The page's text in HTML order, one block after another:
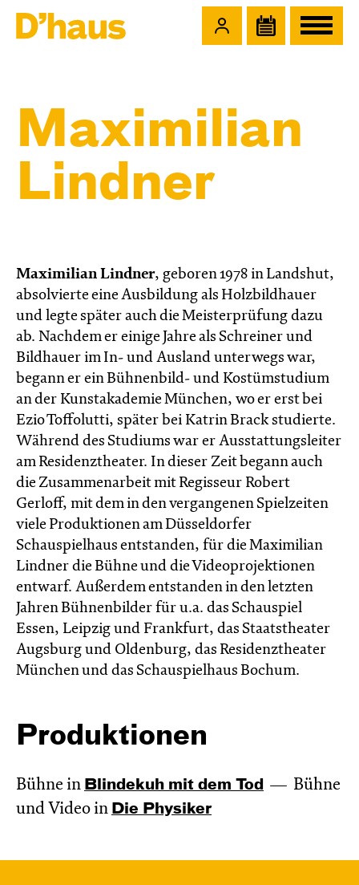
Maximilian
Lindner
Maximilian Lindner, geboren 1978 in Landshut,
absolvierte eine Ausbildung als Holzbildhauer
und legte später auch die Meisterprüfung dazu
ab. Nachdem er einige Jahre als Schreiner und
Bildhauer im In- und Ausland unterwegs war,
begann er ein Bühnenbild- und Kostümstudium
an der Kunstakademie München, wo er erst bei
Ezio Toffolutti, später bei Katrin Brack studierte.
Während des Studiums war er Ausstattungsleiter
am Residenztheater. In dieser Zeit begann auch
die Zusammenarbeit mit Regisseur Robert
Gerloff, mit dem in den vergangenen Spielzeiten
viele Produktionen am Düsseldorfer
Schauspielhaus entstanden, für die Maximilian
Lindner die Bühne und die Videoprojektionen
entwarf. Außerdem entstanden in den letzten
Jahren Bühnenbilder für u.a. das Schauspiel
Essen, Leipzig und Frankfurt, das Staatstheater
Augsburg und Oldenburg, das Residenztheater
München und das Schauspielhaus Bochum.
Produktionen
Bühne in Blinde­kuh mit dem Tod
Bühne
und Video in Die Physiker